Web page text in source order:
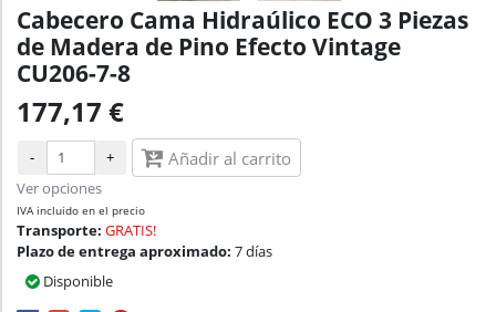
Cabecero Cama Hidraúlico ECO 3 Piezas
de Madera de Pino Efecto Vintage
CU206-7-8
177,17 €
- + Añadir al carrito
Ver opciones
IVA incluido en el precio
Transporte: GRATIS!
Plazo de entrega aproximado: 7 días
Disponible